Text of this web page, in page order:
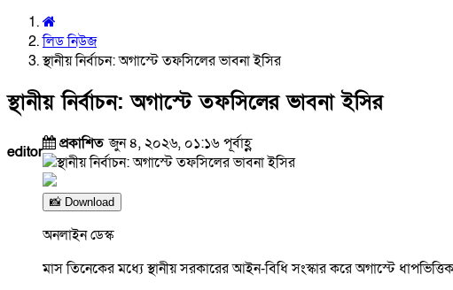
লিড নিউজ
স্থানীয় নির্বাচন: অগাস্টে তফসিলের ভাবনা ইসির
স্থানীয় নির্বাচন: অগাস্টে তফসিলের ভাবনা ইসির
editor প্রকাশিতজুন ৪, ২০২৬, ০১:১৬ পূর্বাহ্ণ
📸 Download
অনলাইন ডেস্ক
মাস তিনেকের মধ্যে স্থানীয় সরকারের আইন-বিধি সংস্কার করে অগাস্টে